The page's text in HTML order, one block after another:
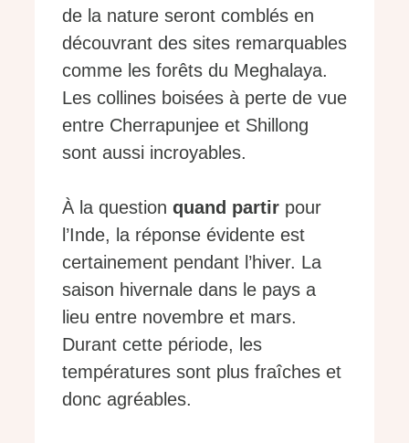
de la nature seront comblés en
découvrant des sites remarquables
comme les forêts du Meghalaya.
Les collines boisées à perte de vue
entre Cherrapunjee et Shillong
sont aussi incroyables.
À la question quand partir pour
l’Inde, la réponse évidente est
certainement pendant l’hiver. La
saison hivernale dans le pays a
lieu entre novembre et mars.
Durant cette période, les
températures sont plus fraîches et
donc agréables.